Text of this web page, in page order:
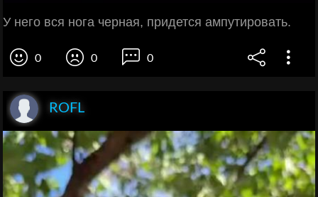
У него вся нога черная, придется ампутировать.
0 0 0
ROFL